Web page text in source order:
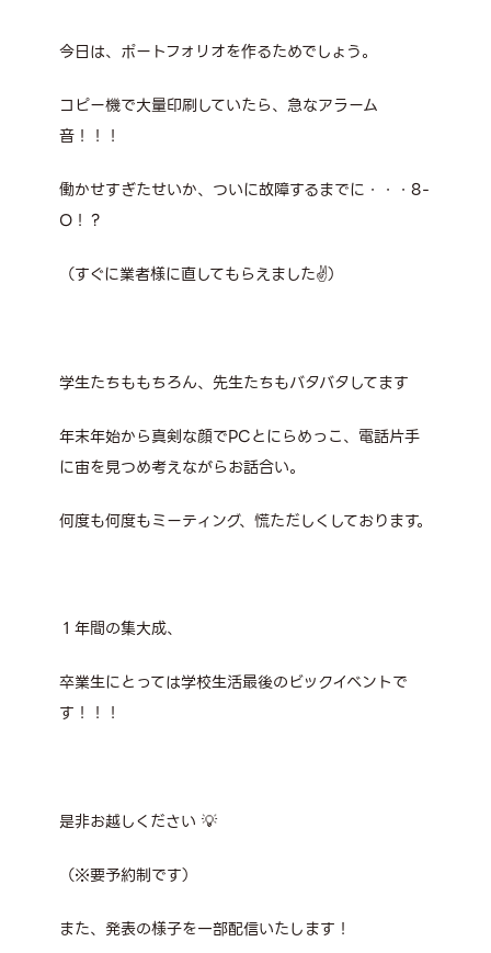
今日は、ポートフォリオを作るためでしょう。
コピー機で大量印刷していたら、急なアラーム
音！！！
働かせすぎたせいか、ついに故障するまでに・・・8-
O！？
（すぐに業者様に直してもらえました✌）
学生たちももちろん、先生たちもバタバタしてます
年末年始から真剣な顔でPCとにらめっこ、電話片手
に宙を見つめ考えながらお話合い。
何度も何度もミーティング、慌ただしくしております。
１年間の集大成、
卒業生にとっては学校生活最後のビックイベントで
す！！！
是非お越しください 💡
（※要予約制です）
また、発表の様子を一部配信いたします！